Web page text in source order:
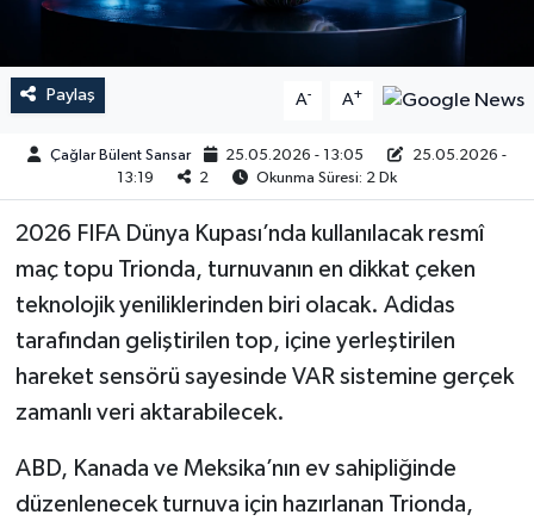
Paylaş A- A+
Çağlar Bülent Sansar 25.05.2026 - 13:05
25.05.2026 -
13:19
2 Okunma Süresi: 2 Dk
2026 FIFA Dünya Kupası’nda kullanılacak resmî
maç topu Trionda, turnuvanın en dikkat çeken
teknolojik yeniliklerinden biri olacak. Adidas
tarafından geliştirilen top, içine yerleştirilen
hareket sensörü sayesinde VAR sistemine gerçek
zamanlı veri aktarabilecek.
ABD, Kanada ve Meksika’nın ev sahipliğinde
düzenlenecek turnuva için hazırlanan Trionda,